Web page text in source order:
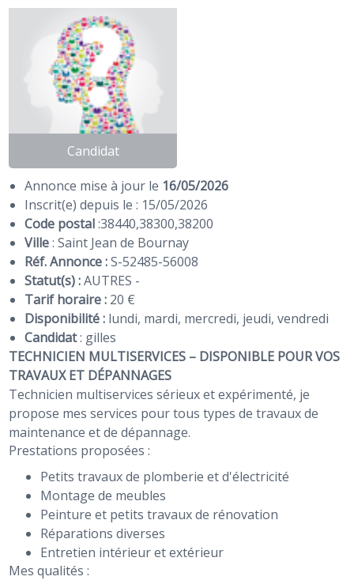
Candidat
Annonce mise à jour le 16/05/2026
Inscrit(e) depuis le : 15/05/2026
Code postal:38440,38300,38200
Ville: Saint Jean de Bournay
Réf. Annonce :S-52485-56008
Statut(s) :AUTRES -
Tarif horaire : 20 €
Disponibilité : lundi, mardi, mercredi, jeudi, vendredi
Candidat: gilles
TECHNICIEN MULTISERVICES – DISPONIBLE POUR VOS
TRAVAUX ET DÉPANNAGES
Technicien multiservices sérieux et expérimenté, je
propose mes services pour tous types de travaux de
maintenance et de dépannage.
Prestations proposées :
Petits travaux de plomberie et d'électricité
Montage de meubles
Peinture et petits travaux de rénovation
Réparations diverses
Entretien intérieur et extérieur
Mes qualités :